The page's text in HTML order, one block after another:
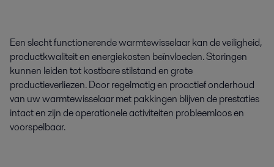
Een slecht functionerende warmtewisselaar kan de veiligheid,
productkwaliteit en energiekosten beïnvloeden. Storingen
kunnen leiden tot kostbare stilstand en grote
productieverliezen. Door regelmatig en proactief onderhoud
van uw warmtewisselaar met pakkingen blijven de prestaties
intact en zijn de operationele activiteiten probleemloos en
voorspelbaar.